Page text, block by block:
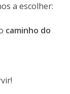
a escolher:
caminho do